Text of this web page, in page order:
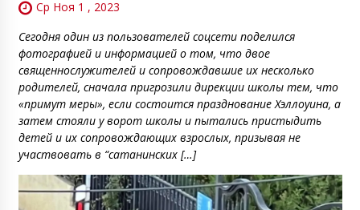
Ср Ноя 1 , 2023
Сегодня один из пользователей соцсети поделился
фотографией и информацией о том, что двое
священнослужителей и сопровождавшие их несколько
родителей, сначала пригрозили дирекции школы тем, что
«примут меры», если состоится празднование Хэллоуина, а
затем стояли у ворот школы и пытались пристыдить
детей и их сопровождающих взрослых, призывая не
участвовать в “сатанинских […]